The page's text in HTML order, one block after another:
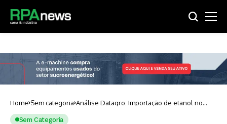
Home Sem categoria Análise Datagro: Importação de etanol no
Brasil deve encerrar primeiro trimestre em
Sem Categoria